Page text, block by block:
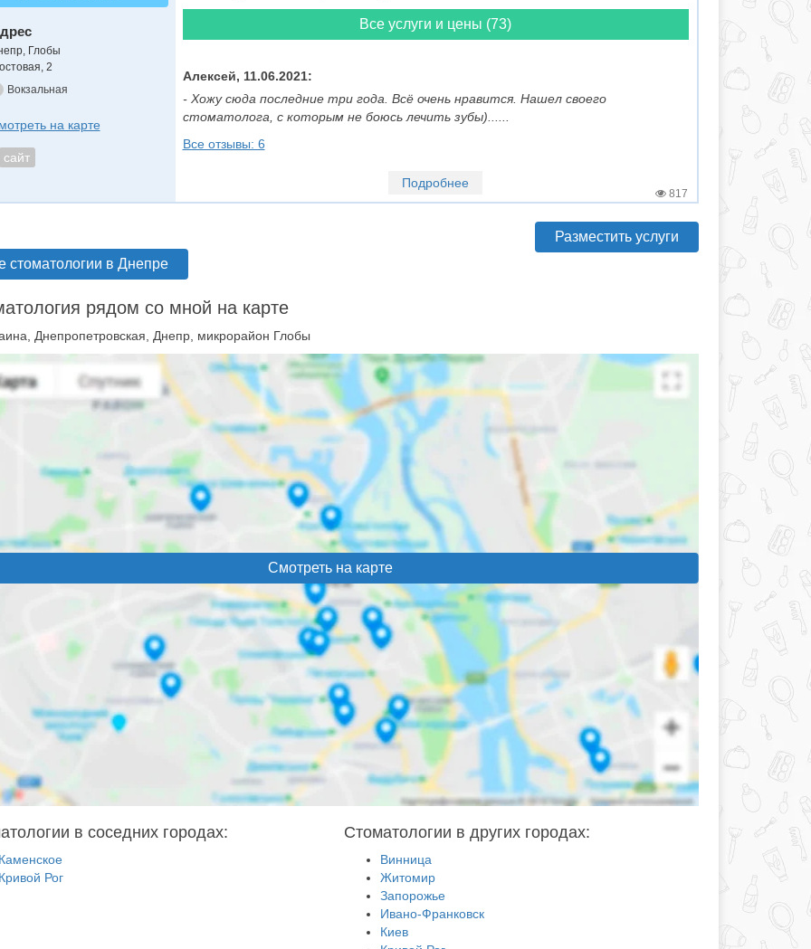
Глобы
2
Вокзальная
на карте
сайт
Все услуги и цены (73)
Алексей, 11.06.2021:
- Хожу сюда последние три года. Всё очень нравится. Нашел своего
стоматолога, с которым не боюсь лечить зубы)......
Все отзывы: 6
Подробнее
817
стоматологии в Днепре
Разместить услуги
рядом со мной на карте
Днепропетровская, Днепр, микрорайон Глобы
Смотреть на карте
в соседних городах:
Рог
Стоматологии в других городах:
Винница
Житомир
Запорожье
Ивано-Франковск
Киев